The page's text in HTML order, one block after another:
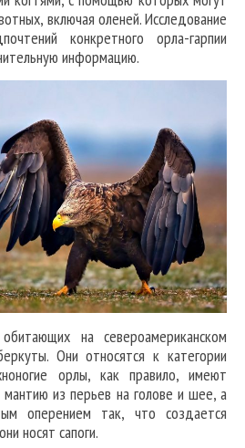
включая оленей. Исследование
конкретного орла-гарпии
информацию.
на североамериканском
Они относятся к категории
орлы, как правило, имеют
из перьев на голове и шее, а
оперением так, что создается
носят сапоги.